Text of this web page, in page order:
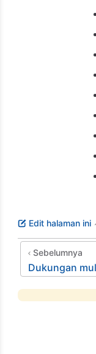
Edit halaman ini
Sebelumnya
Dukungan